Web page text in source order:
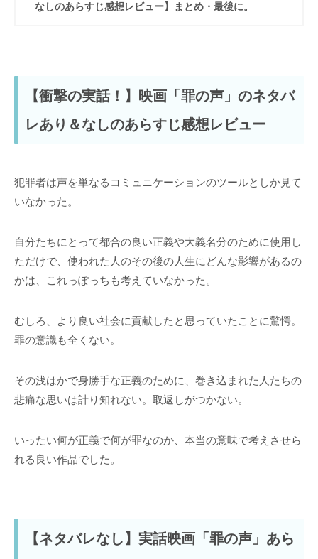
なしのあらすじ感想レビュー】まとめ・最後に。
【衝撃の実話！】映画「罪の声」のネタバ
レあり＆なしのあらすじ感想レビュー
犯罪者は声を単なるコミュニケーションのツールとしか見て
いなかった。
自分たちにとって都合の良い正義や大義名分のために使用し
ただけで、使われた人のその後の人生にどんな影響があるの
かは、これっぽっちも考えていなかった。
むしろ、より良い社会に貢献したと思っていたことに驚愕。
罪の意識も全くない。
その浅はかで身勝手な正義のために、巻き込まれた人たちの
悲痛な思いは計り知れない。取返しがつかない。
いったい何が正義で何が罪なのか、本当の意味で考えさせら
れる良い作品でした。
【ネタバレなし】実話映画「罪の声」あら